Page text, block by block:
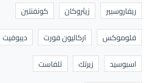
ريفاروسبير
زيثروكان
كونفنتين
فلوموكس
اركاليون فورت
ديبوفيت
اسبوسيد
زيرتك
تلفاست